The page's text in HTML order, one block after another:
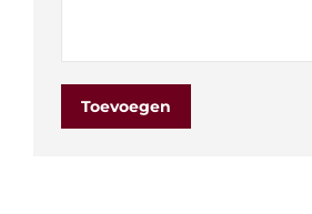
Toevoegen